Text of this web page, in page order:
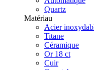
Quartz
Matériau
Acier
Titane
Céramique
Or 18 ct
Cuir